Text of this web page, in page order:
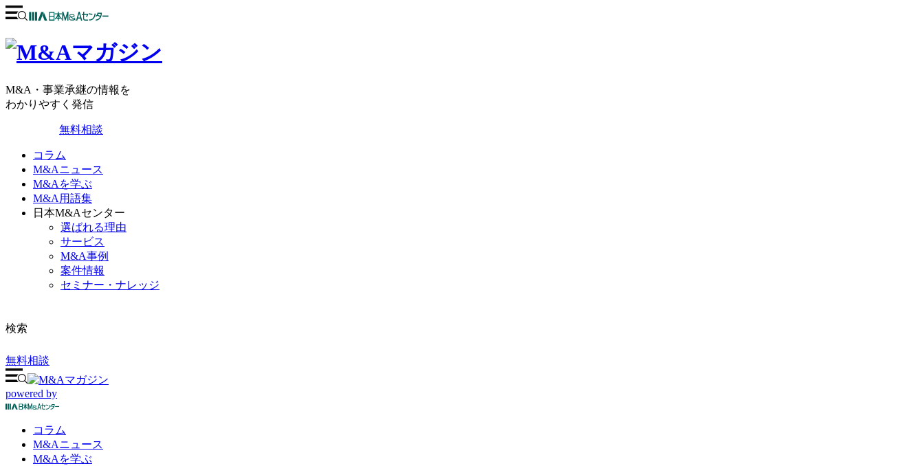
M&A・事業承継の情報を
わかりやすく発信
無料相談
コラム
M&Aニュース
M&Aを学ぶ
M&A用語集
日本M&Aセンター
選ばれる理由
サービス
M&A事例
案件情報
セミナー・ナレッジ
検索
無料相談
powered by
コラム
M&Aニュース
M&Aを学ぶ